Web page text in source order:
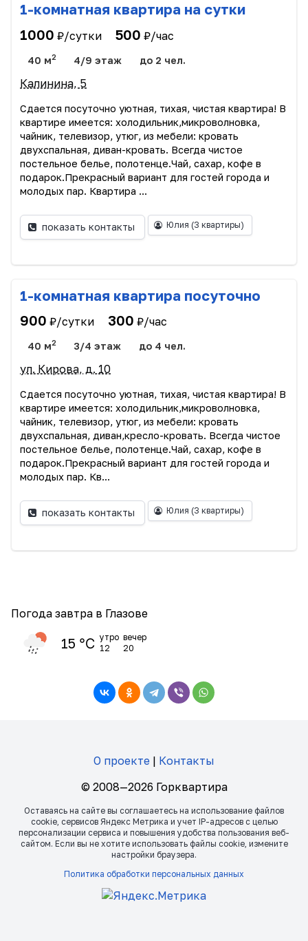
1-комнатная квартира на сутки
1000 ₽/сутки 500 ₽/час
40 м2 4/9 этаж до 2 чел.
Калинина, 5
Сдается посуточно уютная, тихая, чистая квартира! В
квартире имеется: холодильник,микроволновка,
чайник, телевизор, утюг, из мебели: кровать
двухспальная, диван-кровать. Всегда чистое
постельное белье, полотенце.Чай, сахар, кофе в
подарок.Прекрасный вариант для гостей города и
молодых пар. Квартира ...
показать контакты Юлия (3 квартиры)
1-комнатная квартира посуточно
900 ₽/сутки 300 ₽/час
40 м2 3/4 этаж до 4 чел.
ул. Кирова, д. 10
Сдается посуточно уютная, тихая, чистая квартира! В
квартире имеется: холодильник,микроволновка,
чайник, телевизор, утюг, из мебели: кровать
двухспальная, диван,кресло-кровать. Всегда чистое
постельное белье, полотенце.Чай, сахар, кофе в
подарок.Прекрасный вариант для гостей города и
молодых пар. Кв...
показать контакты Юлия (3 квартиры)
Погода завтра в Глазове
15 ℃ утро
12
вечер
20
О проекте | Контакты
© 2008—2026 Горквартира
Оставаясь на сайте вы соглашаетесь на использование файлов
сookie, сервисов Яндекс Метрика и учет IP-адресов с целью
персонализации сервиса и повышения удобства пользования веб-
сайтом. Если вы не хотите использовать файлы сookie, измените
настройки браузера.
Политика обработки персональных данных